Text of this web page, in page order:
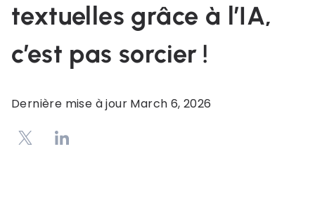
textuelles grâce à l’IA,
c’est pas sorcier !
Dernière mise à jour March 6, 2026